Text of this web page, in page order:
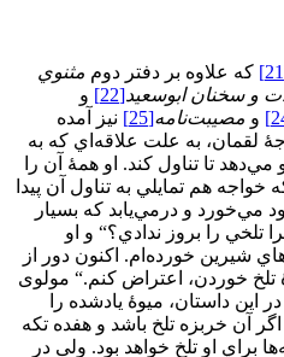
كه علاوه بر دفتر دوم مثنوي
و سخنان ابوسعيد[22]
و
و مصيبتنامه[25]
نيز آمده
لقمان، به علت علاقه‌اي كه به
مي‌دهد تا تناول كند. او همۀ آن را
هم تمايلي به تناول آن پيدا
مي‌خورد و درمي‌يابد كه بسيار
را بروز ندادي؟“ و او
شيرين خورده‌ام. اكنون دور از
تلخ خوردن، اعتراض كنم.“ مولوی
داستان، ميوۀ یادشده را
آن خربزه تلخ باشد و هفده تكه
براي او تلخ خواهد بود. ولی در